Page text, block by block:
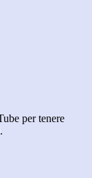
per tenere